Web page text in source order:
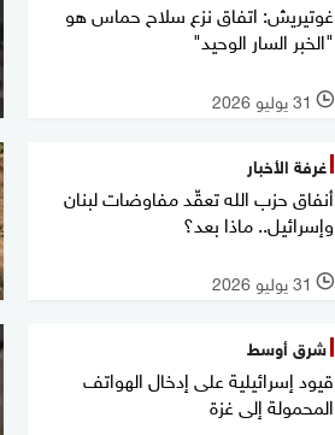
غوتيريش: اتفاق نزع سلاح حماس هو
"الخبر السار الوحيد"
l 31 يوليو 2026
غرفة الأخبار
أنفاق حزب الله تعقّد مفاوضات لبنان
وإسرائيل.. ماذا بعد؟
l 31 يوليو 2026
شرق أوسط
قيود إسرائيلية على إدخال الهواتف
المحمولة إلى غزة